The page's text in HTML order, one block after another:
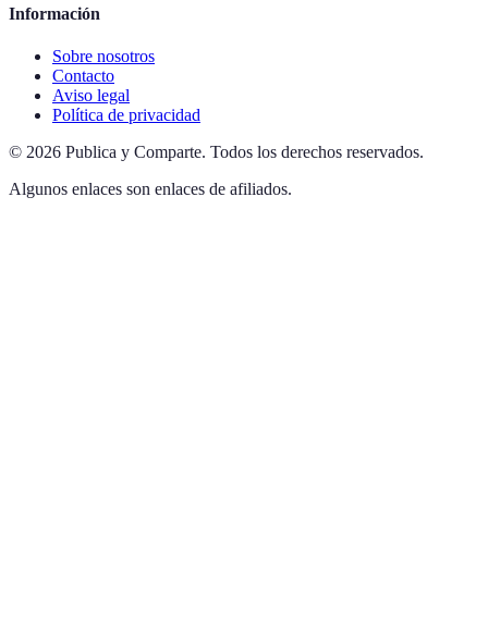
Información
Sobre nosotros
Contacto
Aviso legal
Política de privacidad
© 2026 Publica y Comparte. Todos los derechos reservados.
Algunos enlaces son enlaces de afiliados.